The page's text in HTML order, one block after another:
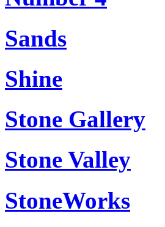
Sands
Shine
Stone Gallery
Stone Valley
StoneWorks